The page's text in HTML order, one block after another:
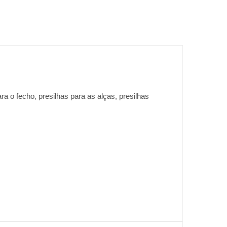
o fecho, presilhas para as alças, presilhas